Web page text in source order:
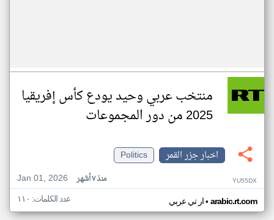
منتخب عربي وحيد يودع كأس إفريقيا
2025 من دور المجموعات
اخبار جزر القمر
Politics
Jan 01, 2026
منذ ٧ أشهر YU55DX
ار تي عربي• arabic.rt.com عدد الكلمات: ١١٠